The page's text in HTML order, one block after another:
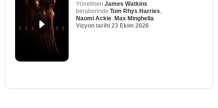
Yönetmen James Watkins
beraberinde Tom Rhys Harries,
Naomi Ackie, Max Minghella
Vizyon tarihi 23 Ekim 2026